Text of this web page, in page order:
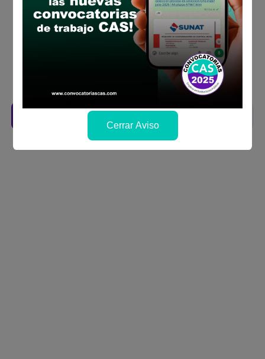
requisitos para el puesto
Prepara tu documentación y presentalo en
la fechas y por los medios que indica las
Revisar el cronograma para conocer cuando
Descarga aquí las Bases
Cerrar Aviso